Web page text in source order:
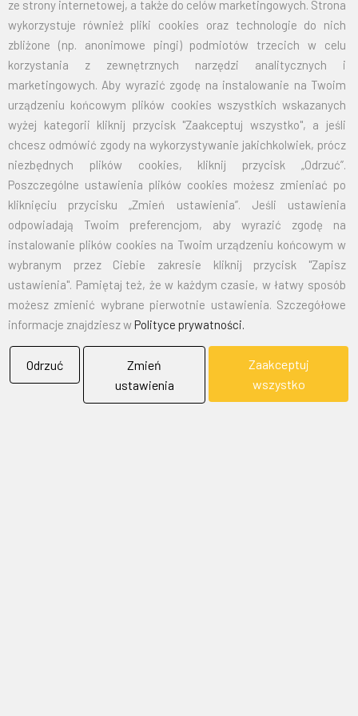
ze strony internetowej, a także do celów marketingowych. Strona
wykorzystuje również pliki cookies oraz technologie do nich
zbliżone (np. anonimowe pingi) podmiotów trzecich w celu
korzystania z zewnętrznych narzędzi analitycznych i
marketingowych. Aby wyrazić zgodę na instalowanie na Twoim
urządzeniu końcowym plików cookies wszystkich wskazanych
wyżej kategorii kliknij przycisk "Zaakceptuj wszystko", a jeśli
chcesz odmówić zgody na wykorzystywanie jakichkolwiek, prócz
niezbędnych plików cookies, kliknij przycisk „Odrzuć”.
Poszczególne ustawienia plików cookies możesz zmieniać po
kliknięciu przycisku „Zmień ustawienia”. Jeśli ustawienia
odpowiadają Twoim preferencjom, aby wyrazić zgodę na
instalowanie plików cookies na Twoim urządzeniu końcowym w
wybranym przez Ciebie zakresie kliknij przycisk "Zapisz
ustawienia". Pamiętaj też, że w każdym czasie, w łatwy sposób
możesz zmienić wybrane pierwotnie ustawienia. Szczegółowe
informacje znajdziesz wPolityce prywatności.
Odrzuć
Zmień
ustawienia
Zaakceptuj
wszystko
Przy zamówieniu większej ilości cena zostanie wyliczona
indywidualnie.
CENA NETTO CENA BRUTTO
MASZT
UCHWYT 34,50 44,28
KOMPLET 556,50 717,71
EMAIL:marketing@bielflag.pl,biuro@bielflag.pl